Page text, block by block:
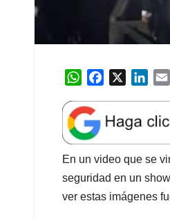
W
a
t
s
A
p
p
e
b
o
o
k
k
e
d
I
n
En un video que se
seguridad en un
ver estas imágenes